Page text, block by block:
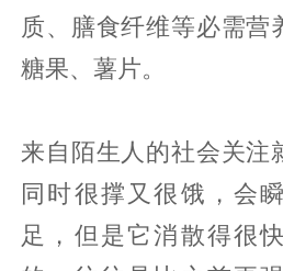
质、膳食纤维等必需营
糖果、薯片。
来自陌生人的社会关注
同时很撑又很饿，会
足，但是它消散得很